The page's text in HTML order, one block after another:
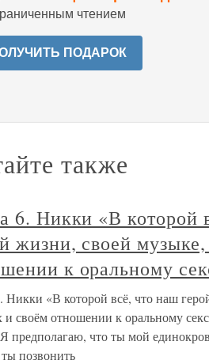
чтением
ПОДАРОК
также
6. Никки «В которой
жизни, своей
к оральному
Никки «В которой всё, что наш
и своём отношении к оральному
предполагаю, что ты мой
позвонить